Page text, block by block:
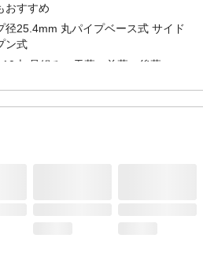
おすすめ
径25.4mm 丸パイプベース式 サイド
ン式
10本 骨組み、天幕、前幕、後幕
/ 亜鉛メッキスチール ●シート/ 塩